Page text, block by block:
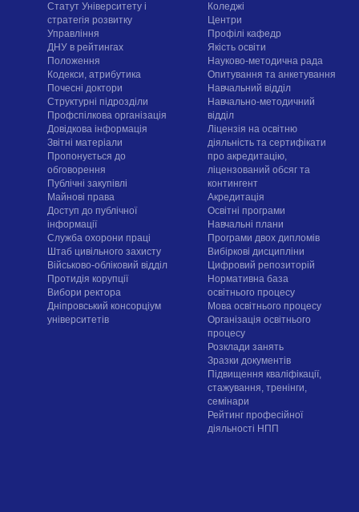
Статут Університету і
стратегія розвитку
Управління
ДНУ в рейтингах
Положення
Кодекси, атрибутика
Почесні доктори
Структурні підрозділи
Профспілкова організація
Довідкова інформація
Звітні матеріали
Пропонується до
обговорення
Публічні закупівлі
Майнові права
Доступ до публічної
інформації
Служба охорони праці
Штаб цивільного захисту
Військово-обліковий відділ
Протидія корупції
Вибори ректора
Дніпровський консорціум
університетів
Коледжі
Центри
Профілі кафедр
Якість освіти
Науково-методична рада
Опитування та анкетування
Навчальний відділ
Навчально-методичний
відділ
Ліцензія на освітню
діяльність та сертифікати
про акредитацію,
ліцензований обсяг та
контингент
Акредитація
Освітні програми
Навчальні плани
Програми двох дипломів
Вибіркові дисципліни
Цифровий репозиторій
Нормативна база
освітнього процесу
Мова освітнього процесу
Організація освітнього
процесу
Розклади занять
Зразки документів
Підвищення кваліфікації,
стажування, тренінги,
семінари
Рейтинг професійної
діяльності НПП